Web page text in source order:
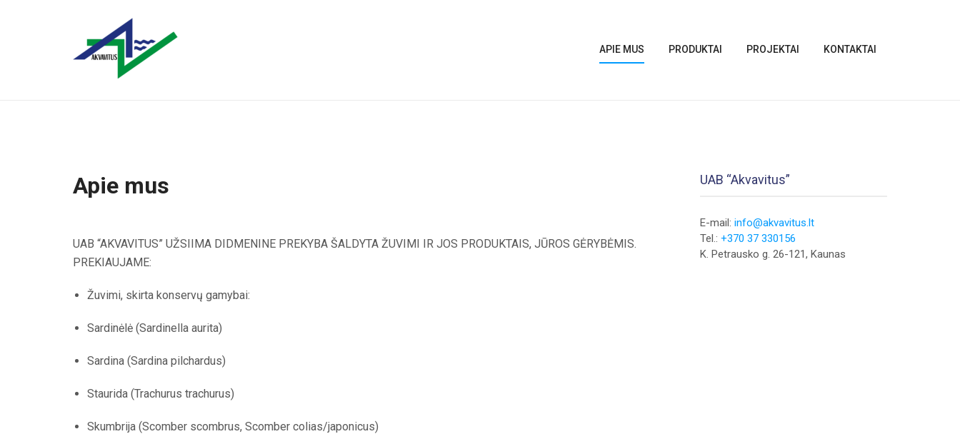
APIE MUS PRODUKTAI PROJEKTAI KONTAKTAI
Apie mus
UAB “AKVAVITUS” UŽSIIMA DIDMENINE PREKYBA ŠALDYTA ŽUVIMI IR JOS PRODUKTAIS, JŪROS GĖRYBĖMIS.
PREKIAUJAME:
Žuvimi, skirta konservų gamybai:
Sardinėlė (Sardinella aurita)
Sardina (Sardina pilchardus)
Staurida (Trachurus trachurus)
Skumbrija (Scomber scombrus, Scomber colias/japonicus)
UAB “Akvavitus”
E-mail: info@akvavitus.lt
Tel.: +370 37 330156
K. Petrausko g. 26-121, Kaunas